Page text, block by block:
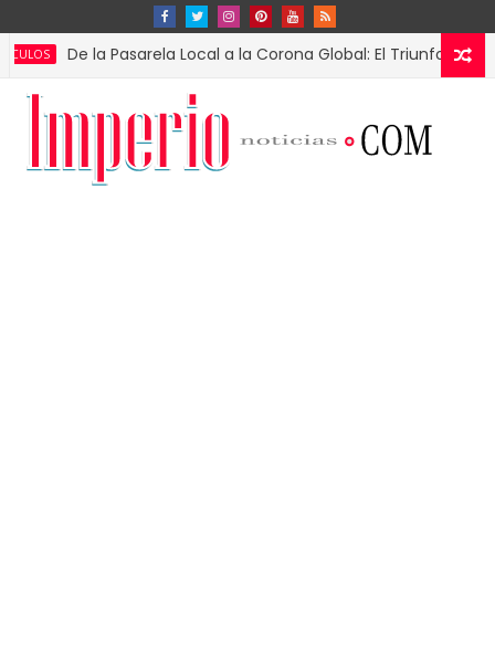
De la Pasarela Local a la Corona Global: El Triunfo de Fátima